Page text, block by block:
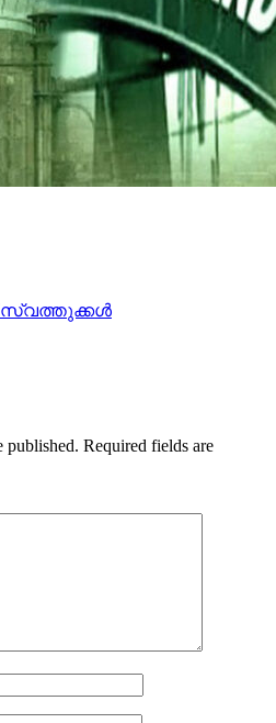
സ്വത്തുക്കള്‍
published. Required fields are